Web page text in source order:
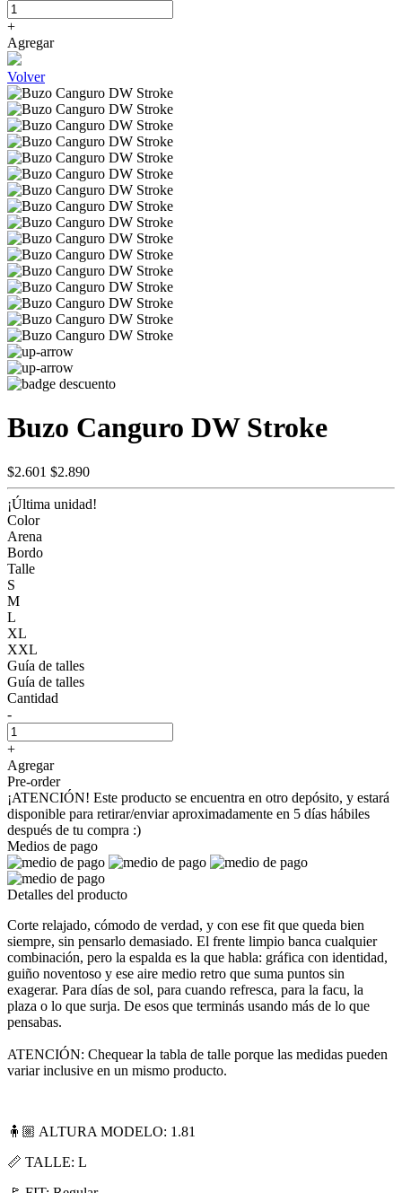
+
Agregar
Volver
Buzo Canguro DW Stroke
$2.601 $2.890
¡Última unidad!
Color
Arena
Bordo
Talle
S
M
L
XL
XXL
Guía de talles
Guía de talles
Cantidad
-
+
Agregar
Pre-order
¡ATENCIÓN! Este producto se encuentra en otro depósito, y estará
disponible para retirar/enviar aproximadamente en 5 días hábiles
después de tu compra :)
Medios de pago
Detalles del producto
Corte relajado, cómodo de verdad, y con ese fit que queda bien
siempre, sin pensarlo demasiado. El frente limpio banca cualquier
combinación, pero la espalda es la que habla: gráfica con identidad,
guiño noventoso y ese aire medio retro que suma puntos sin
exagerar. Para días de sol, para cuando refresca, para la facu, la
plaza o lo que surja. De esos que terminás usando más de lo que
pensabas.
ATENCIÓN: Chequear la tabla de talle porque las medidas pueden
variar inclusive en un mismo producto.
🧍🏼 ALTURA MODELO: 1.81
📏 TALLE: L